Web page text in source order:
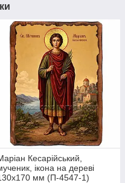
Кесарійський,
ікона на дереві
мм (П-4547-1)